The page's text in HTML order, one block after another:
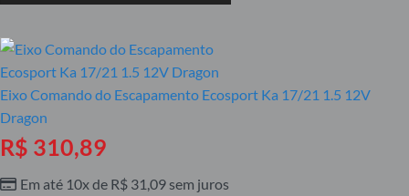
Eixo Comando do Escapamento Ecosport Ka 17/21 1.5 12V
Dragon
R$ 310,89
Em até 10x de R$ 31,09 sem juros